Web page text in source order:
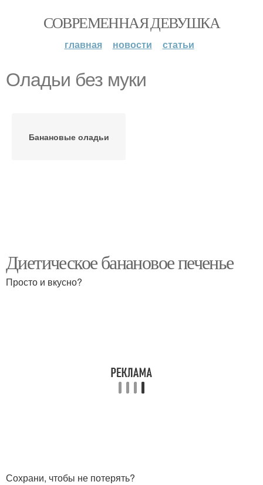
СОВРЕМЕННАЯ ДЕВУШКА
главная новости статьи
Оладьи без муки
Банановые оладьи
Диетическое банановое печенье
Просто и вкусно?
Сохрани, чтобы не потерять?